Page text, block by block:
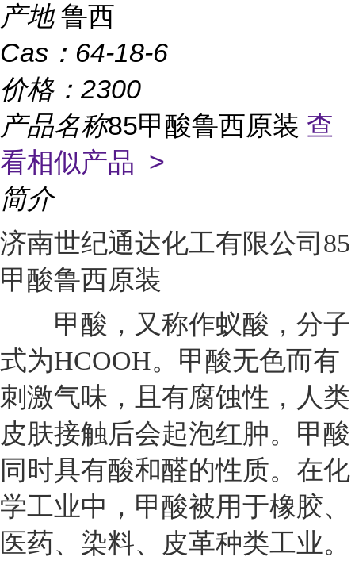
产地 鲁西
Cas： 64-18-6
价格： 2300
产品名称85甲酸鲁西原装 查
看相似产品 >
简介
济南世纪通达化工有限公司85
甲酸鲁西原装
甲酸，又称作蚁酸，分子
式为HCOOH。甲酸无色而有
刺激气味，且有腐蚀性，人类
皮肤接触后会起泡红肿。甲酸
同时具有酸和醛的性质。在化
学工业中，甲酸被用于橡胶、
医药、染料、皮革种类工业。